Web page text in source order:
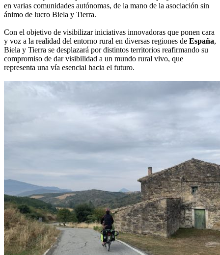
en varias comunidades autónomas, de la mano de la asociación sin
ánimo de lucro Biela y Tierra.
Con el objetivo de visibilizar iniciativas innovadoras que ponen cara
y voz a la realidad del entorno rural en diversas regiones de España,
Biela y Tierra se desplazará por distintos territorios reafirmando su
compromiso de dar visibilidad a un mundo rural vivo, que
representa una vía esencial hacia el futuro.